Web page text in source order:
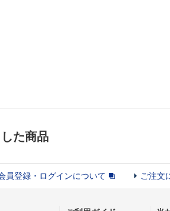
た商品
員登録・ログインについて ご注文